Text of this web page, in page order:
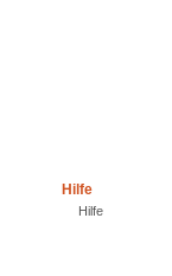
Hilfe
Hilfe